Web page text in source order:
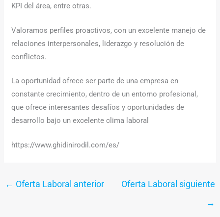
KPI del área, entre otras.
Valoramos perfiles proactivos, con un excelente manejo de
relaciones interpersonales, liderazgo y resolución de
conflictos.
La oportunidad ofrece ser parte de una empresa en
constante crecimiento, dentro de un entorno profesional,
que ofrece interesantes desafíos y oportunidades de
desarrollo bajo un excelente clima laboral
https://www.ghidinirodil.com/es/
← Oferta Laboral anterior
Oferta Laboral siguiente
→